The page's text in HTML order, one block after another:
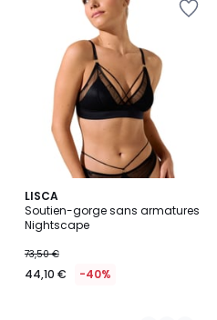
LISCA
Soutien-gorge sans armatures
Nightscape
73,50 €
44,10 € -40%
2
Couleurs